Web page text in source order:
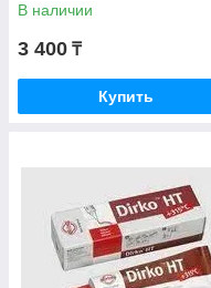
В наличии
3 400 ₸
Купить